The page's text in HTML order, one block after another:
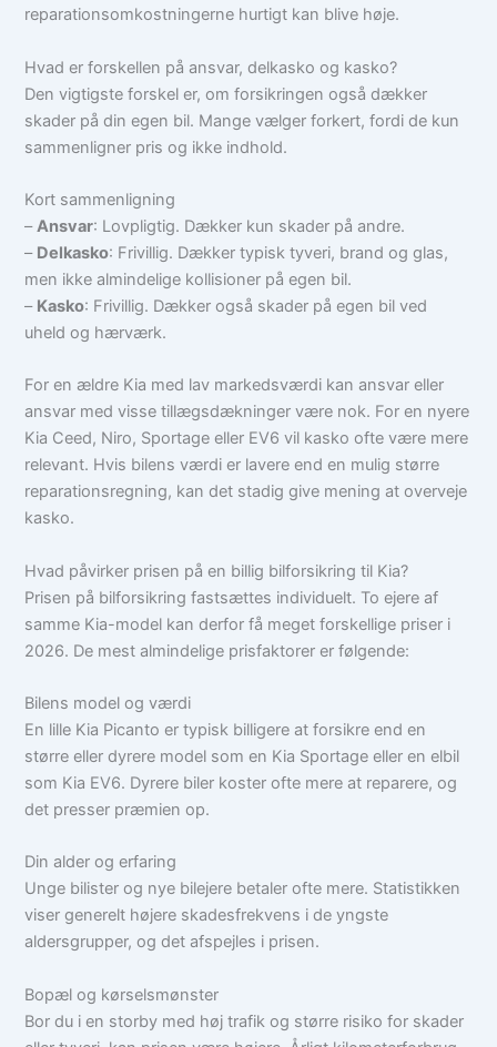
reparationsomkostningerne hurtigt kan blive høje.
Hvad er forskellen på ansvar, delkasko og kasko?
Den vigtigste forskel er, om forsikringen også dækker
skader på din egen bil. Mange vælger forkert, fordi de kun
sammenligner pris og ikke indhold.
Kort sammenligning
–Ansvar: Lovpligtig. Dækker kun skader på andre.
– Delkasko: Frivillig. Dækker typisk tyveri, brand og glas,
men ikke almindelige kollisioner på egen bil.
– Kasko: Frivillig. Dækker også skader på egen bil ved
uheld og hærværk.
For en ældre Kia med lav markedsværdi kan ansvar eller
ansvar med visse tillægsdækninger være nok. For en nyere
Kia Ceed, Niro, Sportage eller EV6 vil kasko ofte være mere
relevant. Hvis bilens værdi er lavere end en mulig større
reparationsregning, kan det stadig give mening at overveje
kasko.
Hvad påvirker prisen på en billig bilforsikring til Kia?
Prisen på bilforsikring fastsættes individuelt. To ejere af
samme Kia-model kan derfor få meget forskellige priser i
2026. De mest almindelige prisfaktorer er følgende:
Bilens model og værdi
En lille Kia Picanto er typisk billigere at forsikre end en
større eller dyrere model som en Kia Sportage eller en elbil
som Kia EV6. Dyrere biler koster ofte mere at reparere, og
det presser præmien op.
Din alder og erfaring
Unge bilister og nye bilejere betaler ofte mere. Statistikken
viser generelt højere skadesfrekvens i de yngste
aldersgrupper, og det afspejles i prisen.
Bopæl og kørselsmønster
Bor du i en storby med høj trafik og større risiko for skader